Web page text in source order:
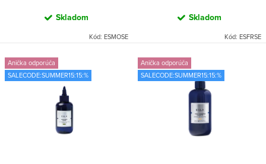
Skladom
Kód: ESMOSE
Skladom
Kód: ESFRSE
Anička odporúča
SALECODE:SUMMER15:15:%
Anička odporúča
SALECODE:SUMMER15:15:%